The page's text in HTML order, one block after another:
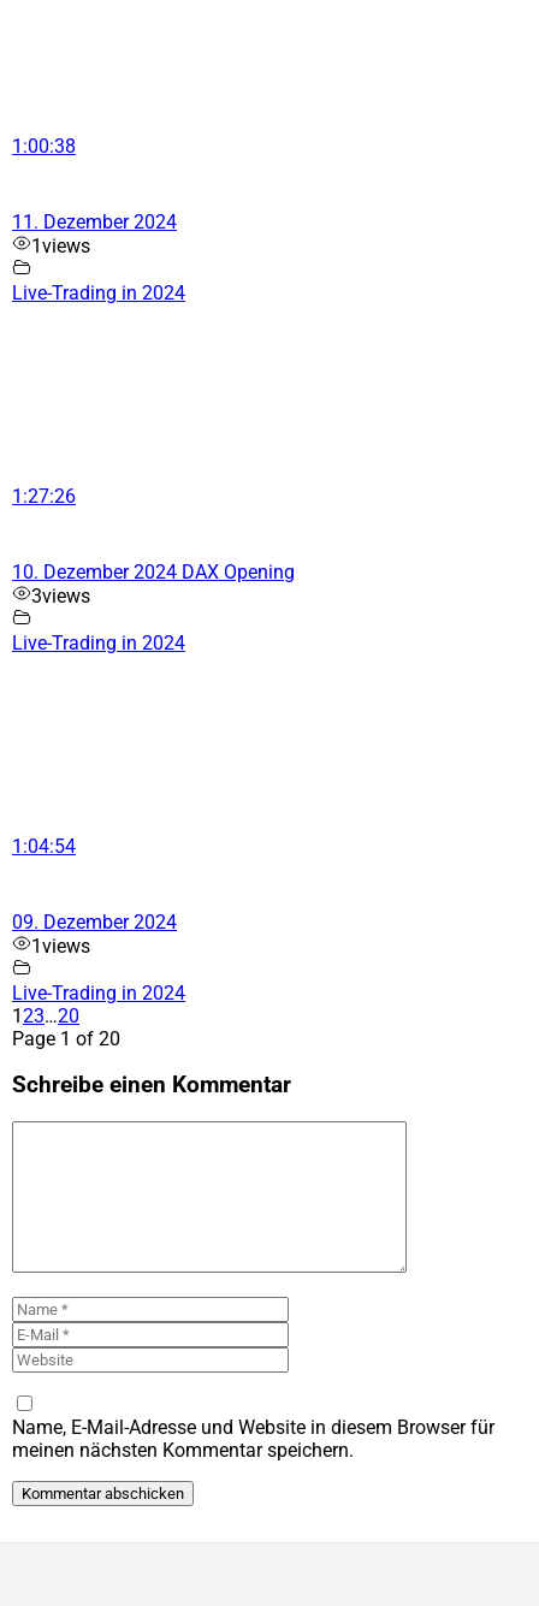
1:00:38
11. Dezember 2024
1views
Live-Trading in 2024
1:27:26
10. Dezember 2024 DAX Opening
3views
Live-Trading in 2024
1:04:54
09. Dezember 2024
1views
Live-Trading in 2024
123…20
Page 1 of 20
Schreibe einen Kommentar
Name
Mail
Name, E-Mail-Adresse und Website in diesem Browser für
meinen nächsten Kommentar speichern.